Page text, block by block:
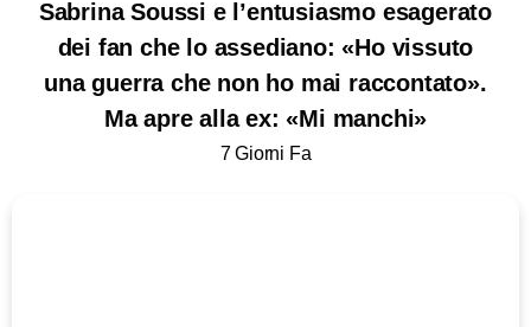
Sabrina Soussi e l’entusiasmo esagerato
dei fan che lo assediano: «Ho vissuto
una guerra che non ho mai raccontato».
Ma apre alla ex: «Mi manchi»
7 Giorni Fa